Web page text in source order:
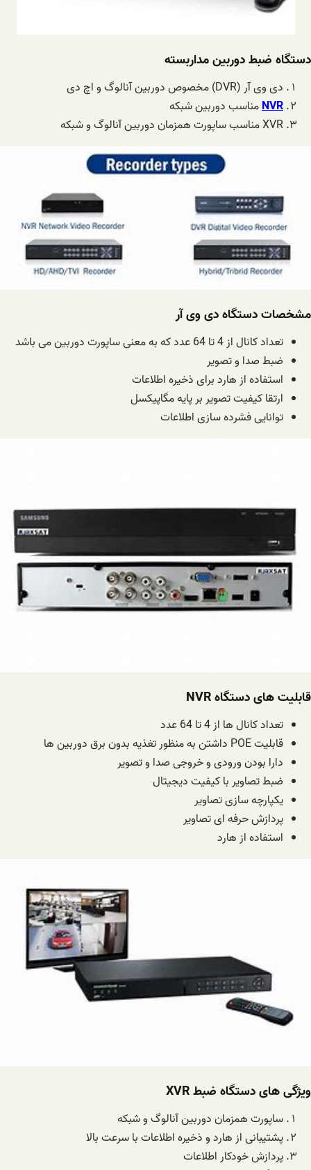
دستگاه ضبط دوربین مداربسته
دی وی آر (DVR) مخصوص دوربین آنالوگ و اچ دی
NVRمناسب دوربین شبکه
XVR مناسب ساپورت همزمان دوربین آنالوگ و شبکه
مشخصات دستگاه دی وی آر
تعداد کانال از 4 تا 64 عدد که به معنی ساپورت دوربین می باشد
ضبط صدا و تصویر
استفاده از هارد برای ذخیره اطلاعات
ارتقا کیفیت تصویر بر پایه مگاپیکسل
توانایی فشرده سازی اطلاعات
قابلیت های دستگاه NVR
تعداد کانال ها از 4 تا 64 عدد
قابلیت POE داشتن به منظور تغذیه بدون برق دوربین ها
دارا بودن ورودی و خروجی صدا و تصویر
ضبط تصاویر با کیفیت دیجیتال
یکپارچه سازی تصاویر
پردازش حرفه ای تصاویر
استفاده از هارد
ویژگی های دستگاه ضبط XVR
ساپورت همزمان دوربین آنالوگ و شبکه
پشتیبانی از هارد و ذخیره اطلاعات با سرعت بالا
پردازش خودکار اطلاعات